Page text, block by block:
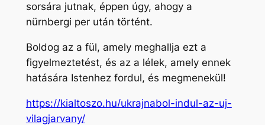
sorsára jutnak, éppen úgy, ahogy a
nürnbergi per után történt.
Boldog az a fül, amely meghallja ezt a
figyelmeztetést, és az a lélek, amely ennek
hatására Istenhez fordul, és megmenekül!
https://kialtoszo.hu/ukrajnabol-indul-az-uj-
vilagjarvany/